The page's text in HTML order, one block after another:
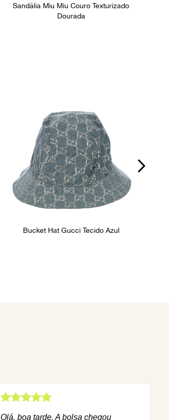
Sandália Miu Miu Couro Texturizado
Dourada
Bucket Hat Gucci Tecido Azul
Olá, boa tarde. A bolsa chegou